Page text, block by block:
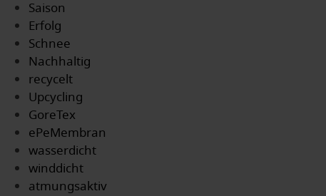
Saison
Erfolg
Schnee
Nachhaltig
recycelt
Upcycling
GoreTex
ePeMembran
wasserdicht
winddicht
atmungsaktiv